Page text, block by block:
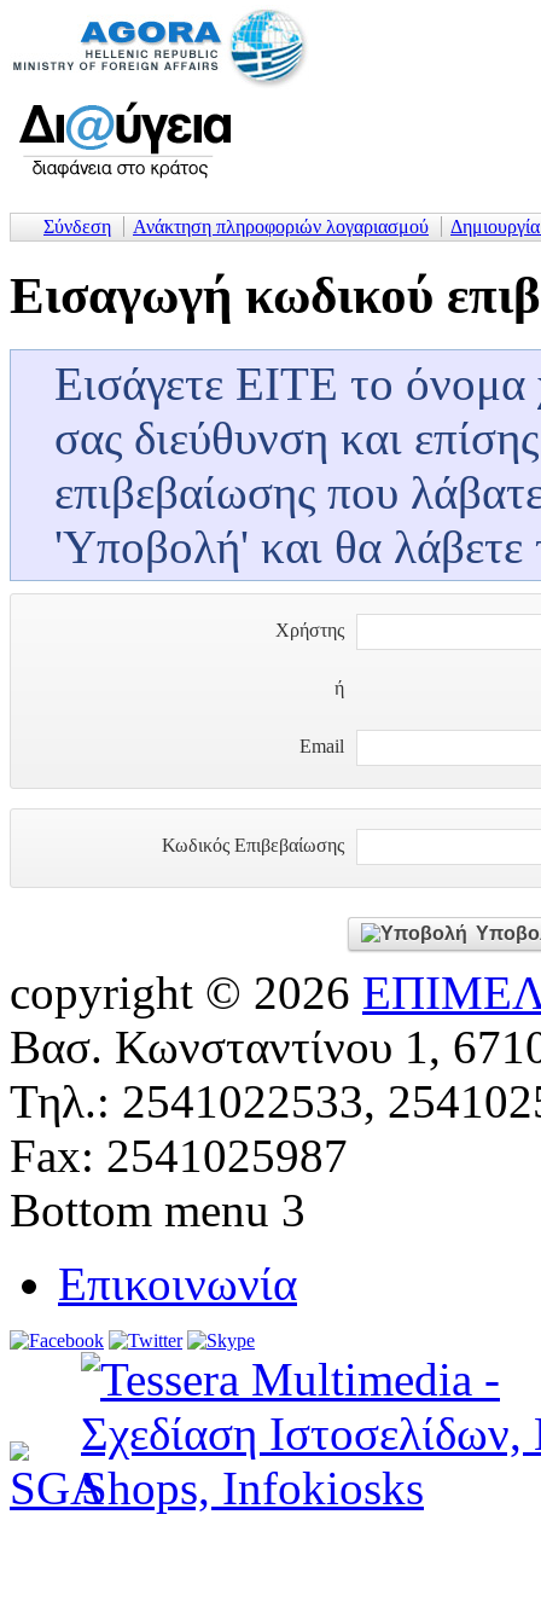
Σύνδεση Ανάκτηση πληροφοριών λογαριασμού
Εισαγωγή κωδικού
Εισάγετε ΕΙΤΕ το
σας διεύθυνση και
επιβεβαίωσης που
'Υποβολή' και θα
Χρήστης
ή
Email
Κωδικός Επιβεβαίωσης
copyright © 2026
Βασ. Κωνσταντίνου 1,
Τηλ.: 2541022533,
Fax: 2541025987
Bottom menu 3
Επικοινωνία